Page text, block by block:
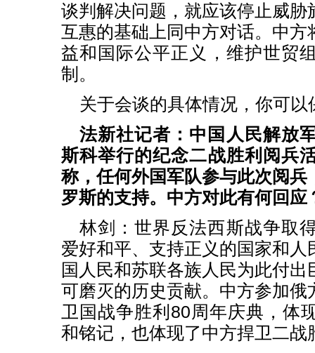
谈判解决问题，就应该停止威胁
互惠的基础上同中方对话。中方
益和国际公平正义，维护世贸
制。
关于会谈的具体情况，你可以
法新社记者：中国人民解放
斯科举行的纪念二战胜利阅兵
称，任何外国军队参与此次阅兵
罗斯的支持。中方对此有何回应
林剑：世界反法西斯战争取
爱好和平、支持正义的国家和人
国人民和苏联各族人民为此付
可磨灭的历史贡献。中方参加俄
卫国战争胜利80周年庆典，体
和铭记，也体现了中方捍卫二战